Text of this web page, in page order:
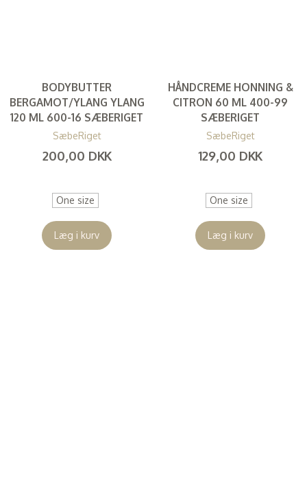
BODYBUTTER
BERGAMOT/YLANG YLANG
120 ML 600-16 SÆBERIGET
SæbeRiget
200,00 DKK
One size
Læg i kurv
HÅNDCREME HONNING &
CITRON 60 ML 400-99
SÆBERIGET
SæbeRiget
129,00 DKK
One size
Læg i kurv